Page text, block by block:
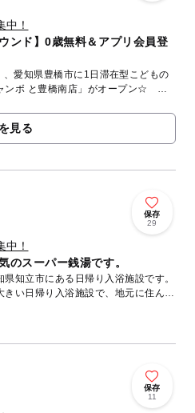
中！
ンド】0歳無料＆アプリ会員登
愛知県豊橋市に1日滞在型こどもの
ンボ と豊橋南店」がオープン☆ の
見る
保存
29
中！
のスーパー銭湯です。
県知立市にある日帰り入浴施設です。
きい日帰り入浴施設で、地元に住んで
保存
11